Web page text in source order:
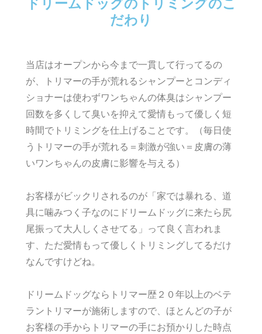
ドリームドッグのトリミングのこ
だわり
当店はオープンから今まで一貫して行ってるの
が、トリマーの手が荒れるシャンプーとコンディ
ショナーは使わずワンちゃんの体臭はシャンプー
回数を多くして臭いを抑えて愛情もって優しく短
時間でトリミングを仕上げることです。（毎日使
うトリマーの手が荒れる＝刺激が強い＝皮膚の薄
いワンちゃんの皮膚に影響を与える）
お客様がビックリされるのが「家では暴れる、道
具に噛みつく子なのにドリームドッグに来たら尻
尾振って大人しくさせてる」って良く言われま
す、ただ愛情もって優しくトリミングしてるだけ
なんですけどね。
ドリームドッグならトリマー歴２０年以上のベテ
ラントリマーが施術しますので、ほとんどの子が
お客様の手からトリマーの手にお預かりした時点